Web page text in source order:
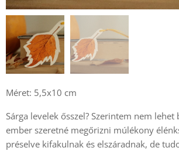
Méret: 5,5x10 cm
Sárga levelek ősszel? Szerintem nem lehet
ember szeretné megőrizni múlékony
préselve kifakulnak és elszáradnak, de